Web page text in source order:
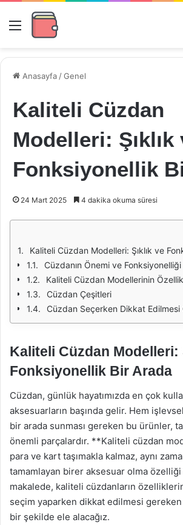
Menü
Anasayfa /Genel
Kaliteli Cüzdan
Modelleri: Şıklık
Fonksiyonellik
24 Mart 2025 4 dakika okuma süresi
Kaliteli Cüzdan Modelleri: Şıklık ve
Cüzdanın Önemi ve Fonksiyonelliği
Kaliteli Cüzdan Modellerinin
Cüzdan Çeşitleri
Cüzdan Seçerken Dikkat Edilmesi
Kaliteli Cüzdan Modelleri:
Fonksiyonellik Bir Arada
Cüzdan, günlük hayatımızda en çok
aksesuarların başında gelir. Hem
bir arada sunması gereken bu ürünler,
önemli parçalardır. **Kaliteli cüzdan
para ve kart taşımakla kalmaz, aynı
tamamlayan birer aksesuar olma özelliği
makalede, kaliteli cüzdanların
seçim yaparken dikkat edilmesi gereken
bir şekilde ele alacağız.